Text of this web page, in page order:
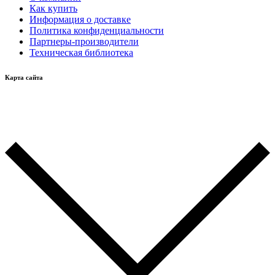
Как купить
Информация о доставке
Политика конфиденциальности
Партнеры-производители
Техническая библиотека
Карта сайта